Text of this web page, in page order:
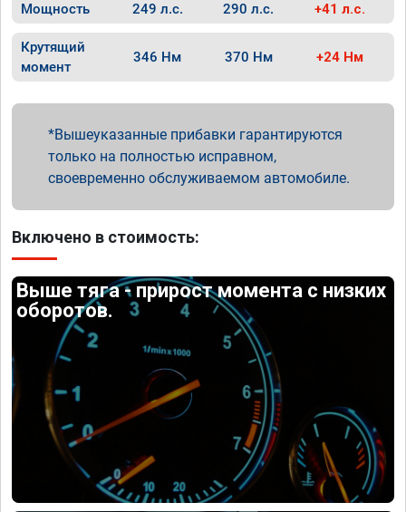
Мощность 249 л.с. 290 л.с. +41 л.с.
Крутящий
момент
346 Нм 370 Нм +24 Нм
Вышеуказанные прибавки гарантируются
только на полностью исправном,
своевременно обслуживаемом автомобиле.
Включено в стоимость:
Выше тяга - прирост момента с низких
оборотов.